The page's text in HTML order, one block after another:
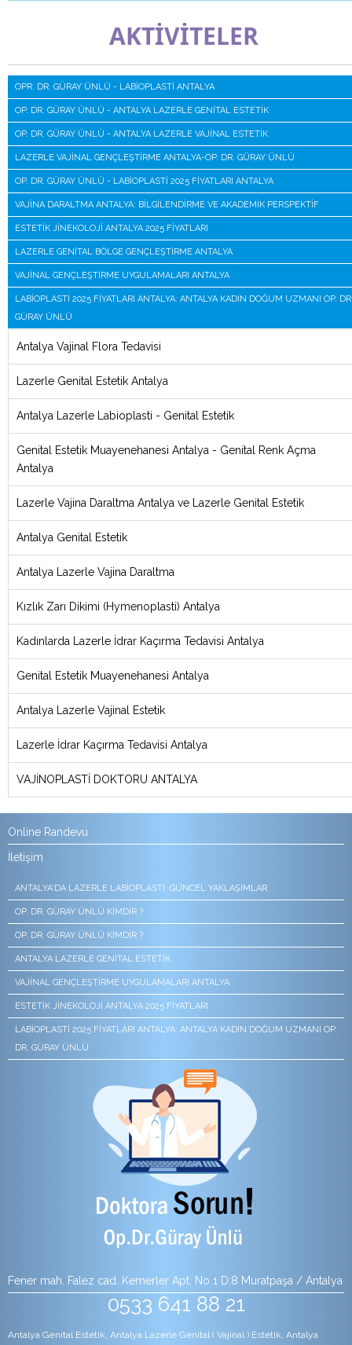
AKTİVİTELER
OPR. DR. GÜRAY ÜNLÜ - LABIOPLASTI ANTALYA
OP. DR. GÜRAY ÜNLÜ - ANTALYA LAZERLE GENITAL ESTETIK
OP. DR. GÜRAY ÜNLÜ - ANTALYA LAZERLE VAJINAL ESTETIK
LAZERLE VAJINAL GENÇLEŞTIRME ANTALYA-OP. DR. GÜRAY ÜNLÜ
OP. DR. GÜRAY ÜNLÜ - LABIOPLASTI 2025 FIYATLARI ANTALYA
VAJINA DARALTMA ANTALYA: BILGILENDIRME VE AKADEMIK PERSPEKTIF
ESTETIK JINEKOLOJI ANTALYA 2025 FIYATLARI
LAZERLE GENITAL BÖLGE GENÇLEŞTIRME ANTALYA
VAJINAL GENÇLEŞTIRME UYGULAMALARI ANTALYA
LABIOPLASTI 2025 FIYATLARI ANTALYA: ANTALYA KADIN DOĞUM UZMANI OP.
GÜRAY ÜNLÜ
Antalya Vajinal Flora Tedavisi
Lazerle Genital Estetik Antalya
Antalya Lazerle Labioplasti - Genital Estetik
Genital Estetik Muayenehanesi Antalya - Genital Renk Açma
Antalya
Lazerle Vajina Daraltma Antalya ve Lazerle Genital Estetik
Antalya Genital Estetik
Antalya Lazerle Vajina Daraltma
Kızlık Zarı Dikimi (Hymenoplasti) Antalya
Kadınlarda Lazerle İdrar Kaçırma Tedavisi Antalya
Genital Estetik Muayenehanesi Antalya
Antalya Lazerle Vajinal Estetik
Lazerle İdrar Kaçırma Tedavisi Antalya
VAJİNOPLASTİ DOKTORU ANTALYA
Online Randevu
İletişim
ANTALYA’DA LAZERLE LABIOPLASTI: GÜNCEL YAKLAŞIMLAR
OP. DR. GÜRAY ÜNLÜ KIMDIR ?
OP. DR. GÜRAY ÜNLÜ KIMDIR ?
ANTALYA LAZERLE GENITAL ESTETIK
VAJINAL GENÇLEŞTIRME UYGULAMALARI ANTALYA
ESTETIK JINEKOLOJI ANTALYA 2025 FIYATLARI
LABIOPLASTI 2025 FIYATLARI ANTALYA: ANTALYA KADIN DOĞUM UZMANI OP.
DR. GÜRAY ÜNLÜ
Fener mah. Falez cad. Kemerler Apt. No 1 D:8 Muratpaşa / Antalya
0533 641 88 21
Antalya Genital Estetik, Antalya Lazerle Genital ( Vajinal ) Estetik, Antalya